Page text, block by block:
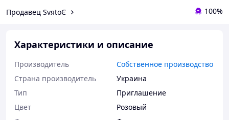
Продавец SvяtoЄ 100%
Характеристики и описание
Производитель
Собственное производство
Страна производитель
Украина
Тип
Приглашение
Цвет
Розовый